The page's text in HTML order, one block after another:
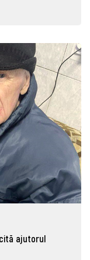
ajutorul